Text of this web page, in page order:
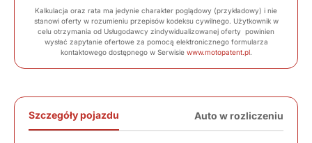
Kalkulacja oraz rata ma jedynie charakter poglądowy (przykładowy) i nie
stanowi oferty w rozumieniu przepisów kodeksu cywilnego. Użytkownik w
celu otrzymania od Usługodawcy zindywidualizowanej oferty powinien
wysłać zapytanie ofertowe za pomocą elektronicznego formularza
kontaktowego dostępnego w Serwisie www.motopatent.pl.
Szczegóły pojazdu Auto w rozliczeniu